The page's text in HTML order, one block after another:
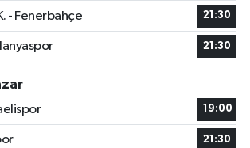
- Fenerbahçe 21:30
21:30
19:00
21:30